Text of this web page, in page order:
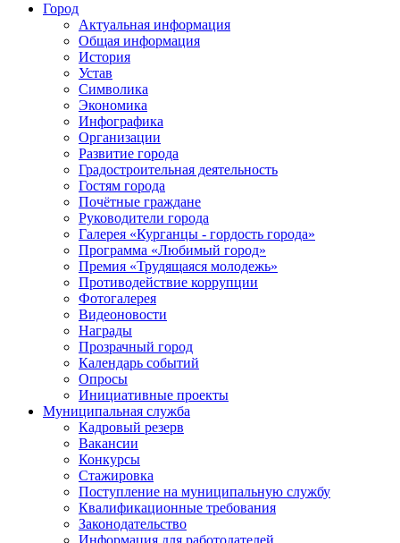
Город
Актуальная информация
Общая информация
История
Устав
Символика
Экономика
Инфографика
Организации
Развитие города
Градостроительная деятельность
Гостям города
Почётные граждане
Руководители города
Галерея «Курганцы - гордость города»
Программа «Любимый город»
Премия «Трудящаяся молодежь»
Противодействие коррупции
Фотогалерея
Видеоновости
Награды
Прозрачный город
Календарь событий
Опросы
Инициативные проекты
Муниципальная служба
Кадровый резерв
Вакансии
Конкурсы
Стажировка
Поступление на муниципальную службу
Квалификационные требования
Законодательство
Информация для работодателей